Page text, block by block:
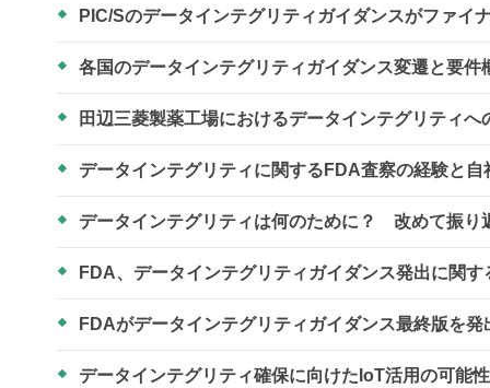
PIC/Sのデータインテグリティガイダンスがファイ
各国のデータインテグリティガイダンス変遷と要件
田辺三菱製薬工場におけるデータインテグリティ
データインテグリティに関するFDA査察の経験と
データインテグリティは何のために？ 改めて振り
FDA、データインテグリティガイダンス発出に関
FDAがデータインテグリティガイダンス最終版を
データインテグリティ確保に向けたIoT活用の可能